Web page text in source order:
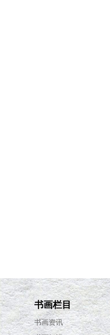
书画栏目
书画资讯